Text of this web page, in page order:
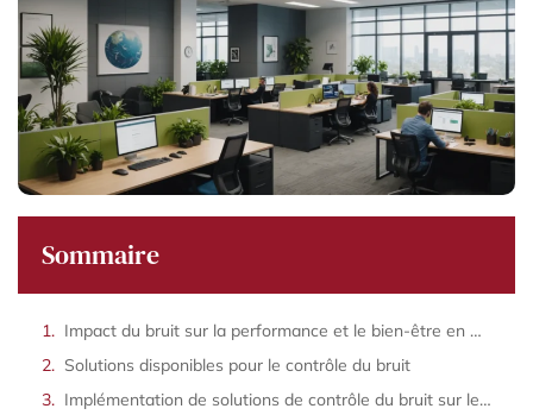
Sommaire
Impact du bruit sur la performance et le bien-être en milieu de travail
Solutions disponibles pour le contrôle du bruit
Implémentation de solutions de contrôle du bruit sur le lieu de travail